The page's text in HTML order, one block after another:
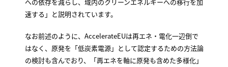
速する」と説明されています。
なお前述のように、AccelerateEUは再エネ・電化一辺倒で
はなく、原発を「低炭素電源」として認定するための方法論
の検討も含んでおり、「再エネを軸に原発も含めた多様化」